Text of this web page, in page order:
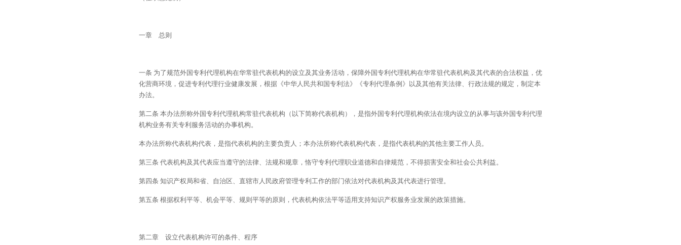
一章　总则
一条 为了规范外国专利代理机构在华常驻代表机构的设立及其业务活动，保障外国专利代理机构在华常驻代表机构及其代表的合法权益，优
化营商环境，促进专利代理行业健康发展，根据《中华人民共和国专利法》《专利代理条例》以及其他有关法律、行政法规的规定，制定本
办法。
第二条 本办法所称外国专利代理机构常驻代表机构（以下简称代表机构），是指外国专利代理机构依法在境内设立的从事与该外国专利代理
机构业务有关专利服务活动的办事机构。
本办法所称代表机构代表，是指代表机构的主要负责人；本办法所称代表机构代表，是指代表机构的其他主要工作人员。
第三条 代表机构及其代表应当遵守的法律、法规和规章，恪守专利代理职业道德和自律规范，不得损害安全和社会公共利益。
第四条 知识产权局和省、自治区、直辖市人民政府管理专利工作的部门依法对代表机构及其代表进行管理。
第五条 根据权利平等、机会平等、规则平等的原则，代表机构依法平等适用支持知识产权服务业发展的政策措施。
第二章　设立代表机构许可的条件、程序